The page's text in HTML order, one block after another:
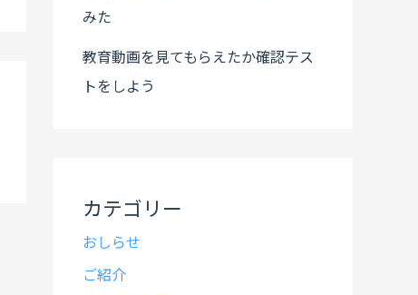
みた
教育動画を見てもらえたか確認テス
トをしよう
カテゴリー
おしらせ
ご紹介